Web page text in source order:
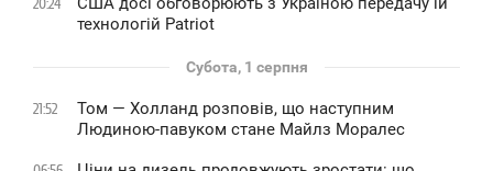
20:24
технологій Patriot
Субота, 1 серпня
21:52
Том — Холланд розповів, що наступним
Людиною-павуком стане Майлз Моралес